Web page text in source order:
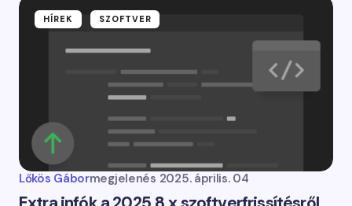
HÍREK SZOFTVER
Lőkös Gábormegjelenés 2025. április. 04